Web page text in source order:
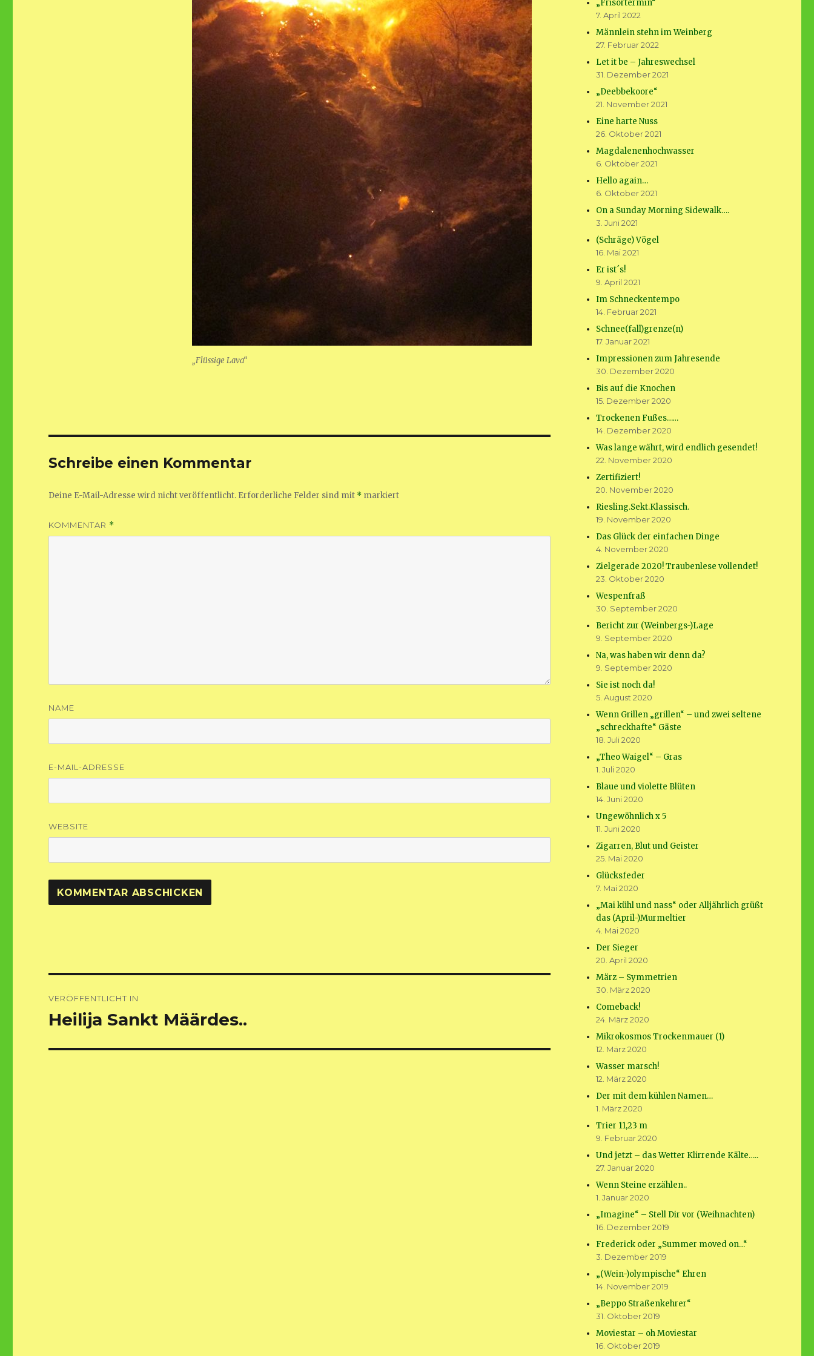
„Flüssige Lava“
Schreibe einen Kommentar
Deine E-Mail-Adresse wird nicht veröffentlicht. Erforderliche Felder sind mit * markiert
KOMMENTAR *
NAME
E-MAIL-ADRESSE
WEBSITE
VERÖFFENTLICHT IN
Heilija Sankt Määrdes..
„Frisörtermin“
7. April 2022
Männlein stehn im Weinberg
27. Februar 2022
Let it be – Jahreswechsel
31. Dezember 2021
„Deebbekoore“
21. November 2021
Eine harte Nuss
26. Oktober 2021
Magdalenenhochwasser
6. Oktober 2021
Hello again…
6. Oktober 2021
On a Sunday Morning Sidewalk….
3. Juni 2021
(Schräge) Vögel
16. Mai 2021
Er ist´s!
9. April 2021
Im Schneckentempo
14. Februar 2021
Schnee(fall)grenze(n)
17. Januar 2021
Impressionen zum Jahresende
30. Dezember 2020
Bis auf die Knochen
15. Dezember 2020
Trockenen Fußes……
14. Dezember 2020
Was lange währt, wird endlich gesendet!
22. November 2020
Zertifiziert!
20. November 2020
Riesling.Sekt.Klassisch.
19. November 2020
Das Glück der einfachen Dinge
4. November 2020
Zielgerade 2020! Traubenlese vollendet!
23. Oktober 2020
Wespenfraß
30. September 2020
Bericht zur (Weinbergs-)Lage
9. September 2020
Na, was haben wir denn da?
9. September 2020
Sie ist noch da!
5. August 2020
Wenn Grillen „grillen“ – und zwei seltene
„schreckhafte“ Gäste
18. Juli 2020
„Theo Waigel“ – Gras
1. Juli 2020
Blaue und violette Blüten
14. Juni 2020
Ungewöhnlich x 5
11. Juni 2020
Zigarren, Blut und Geister
25. Mai 2020
Glücksfeder
7. Mai 2020
„Mai kühl und nass“ oder Alljährlich grüßt
das (April-)Murmeltier
4. Mai 2020
Der Sieger
20. April 2020
März – Symmetrien
30. März 2020
Comeback!
24. März 2020
Mikrokosmos Trockenmauer (1)
12. März 2020
Wasser marsch!
12. März 2020
Der mit dem kühlen Namen…
1. März 2020
Trier 11,23 m
9. Februar 2020
Und jetzt – das Wetter Klirrende Kälte…..
27. Januar 2020
Wenn Steine erzählen..
1. Januar 2020
„Imagine“ – Stell Dir vor (Weihnachten)
16. Dezember 2019
Frederick oder „Summer moved on…“
3. Dezember 2019
„(Wein-)olympische“ Ehren
14. November 2019
„Beppo Straßenkehrer“
31. Oktober 2019
Moviestar – oh Moviestar
16. Oktober 2019